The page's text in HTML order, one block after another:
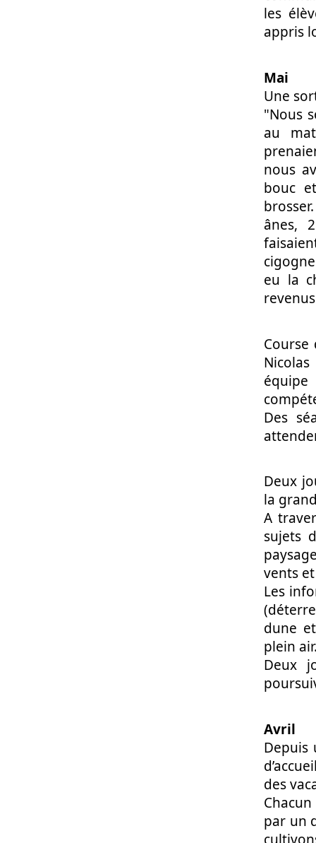
les
appris
Mai
Une
"Nous
au
nous
bouc
ânes,
eu la
Course
Des
Deux
la
A
sujets
vents
Les
dune
plein
Deux
Avril
Depuis
des
par un